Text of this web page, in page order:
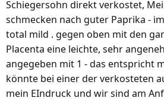
:
Schiegersohn direkt verkostet,
schmecken nach guter Paprika -
total mild . gegen oben mit den
Placenta eine leichte, sehr
angegeben mit 1 - das entspricht
könnte bei einer der verkosteten
mein EIndruck und wir sind am